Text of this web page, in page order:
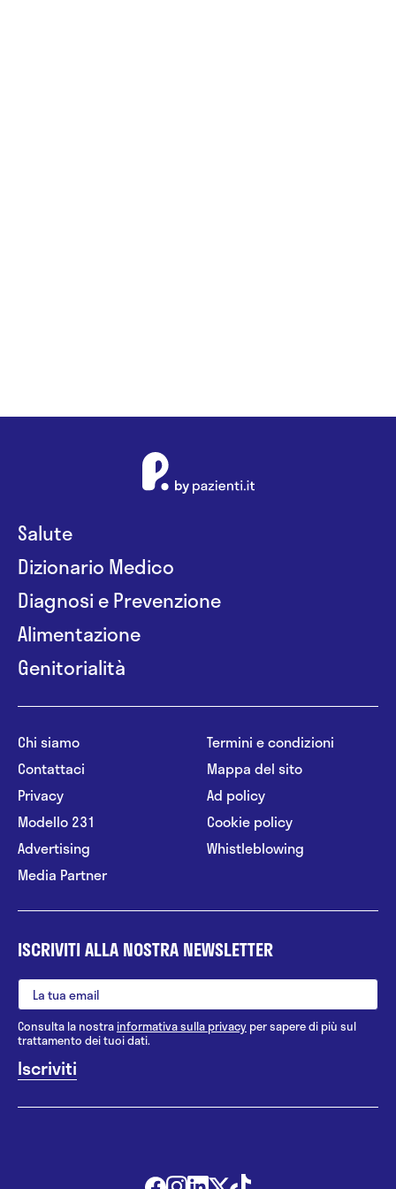
Salute
Dizionario Medico
Diagnosi e Prevenzione
Alimentazione
Genitorialità
Chi siamo
Contattaci
Privacy
Modello 231
Advertising
Media Partner
Termini e condizioni
Mappa del sito
Ad policy
Cookie policy
Whistleblowing
ISCRIVITI ALLA NOSTRA NEWSLETTER
Consulta la nostrainformativa sulla privacy per sapere di più sul
trattamento dei tuoi dati.